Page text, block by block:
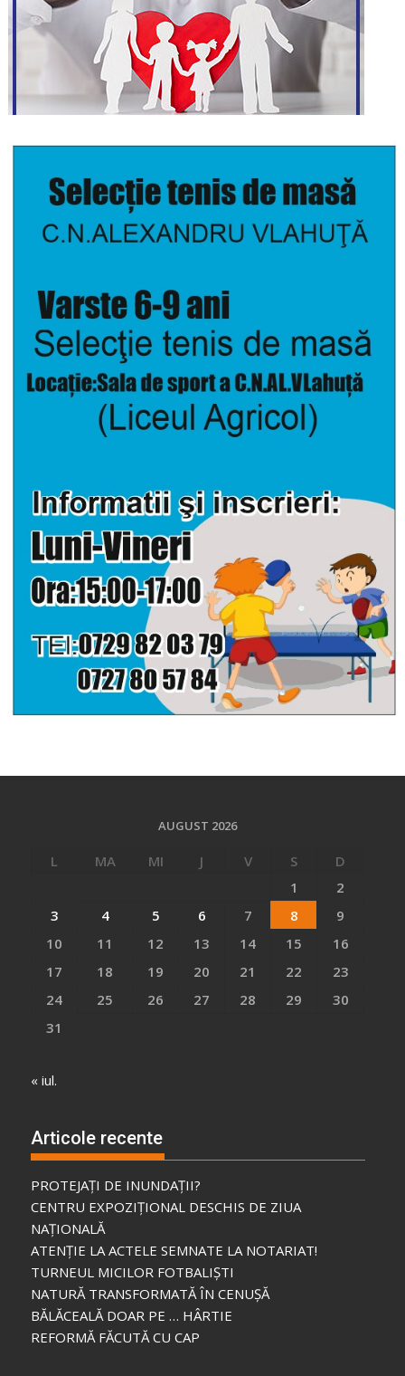
AUGUST 2026
L MA MI J V S
D
1
2
3
4 5 6 7 8
9
10
11 12 13 14 15
16
17
18 19 20 21 22
23
24
25 26 27 28 29
30
31
« iul.
Articole recente
PROTEJAȚI DE INUNDAȚII?
CENTRU EXPOZIȚIONAL DESCHIS DE ZIUA
NAȚIONALĂ
ATENȚIE LA ACTELE SEMNATE LA NOTARIAT!
TURNEUL MICILOR FOTBALIȘTI
NATURĂ TRANSFORMATĂ ÎN CENUȘĂ
BĂLĂCEALĂ DOAR PE … HÂRTIE
REFORMĂ FĂCUTĂ CU CAP